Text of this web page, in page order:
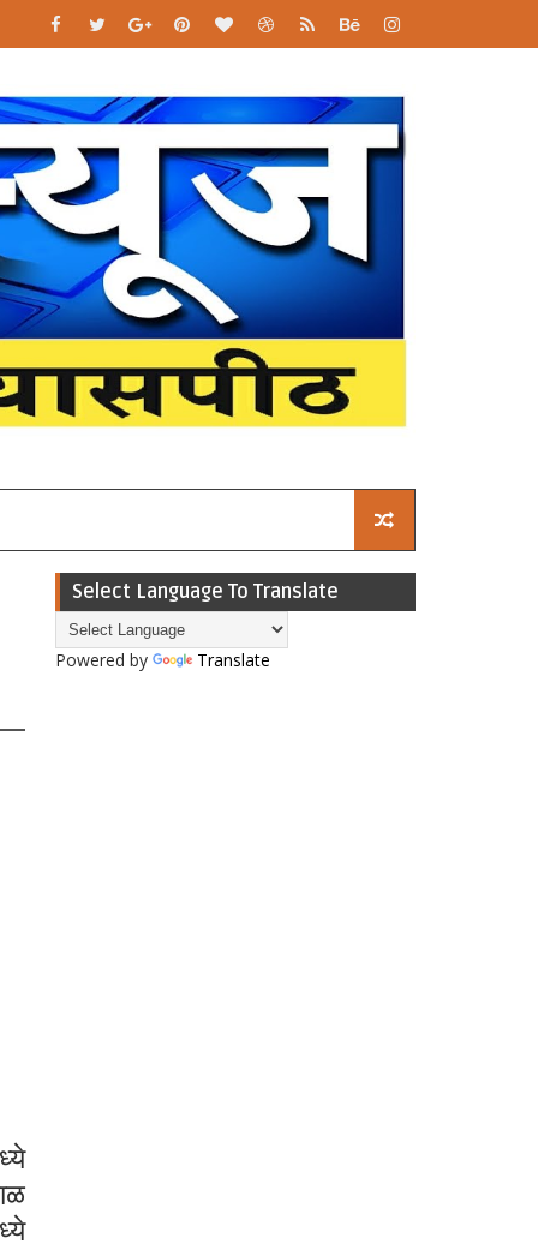
Select Language To Translate
Powered by Translate